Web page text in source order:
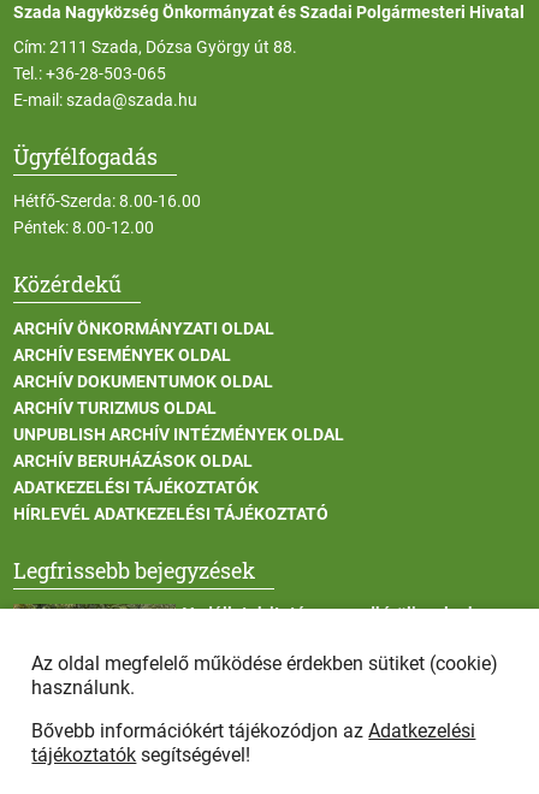
Szada Nagyközség Önkormányzat és Szadai Polgármesteri Hivatal
Cím: 2111 Szada, Dózsa György út 88.
Tel.:+36-28-503-065
E-mail:szada@szada.hu
Ügyfélfogadás
Hétfő-Szerda: 8.00-16.00
Péntek: 8.00-12.00
Közérdekű
ARCHÍV ÖNKORMÁNYZATI OLDAL
ARCHÍV ESEMÉNYEK OLDAL
ARCHÍV DOKUMENTUMOK OLDAL
ARCHÍV TURIZMUS OLDAL
UNPUBLISH ARCHÍV INTÉZMÉNYEK OLDAL
ARCHÍV BERUHÁZÁSOK OLDAL
ADATKEZELÉSI TÁJÉKOZTATÓK
HÍRLEVÉL ADATKEZELÉSI TÁJÉKOZTATÓ
Legfrissebb bejegyzések
Vadállatok itatása a rendkívüli melegben
Afrikai sertéspestis - kérések a lakosság felé
Az oldal megfelelő működése érdekben sütiket (cookie)
használunk.
Bővebb információkért tájékozódjon azAdatkezelési
tájékoztatók segítségével!